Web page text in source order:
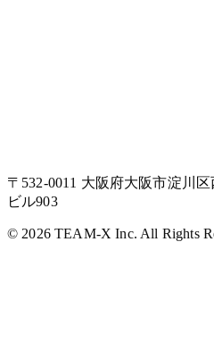
〒 532-0011 大阪府大阪市淀川区
ビル903
© 2026 TEAM-X Inc. All Rights